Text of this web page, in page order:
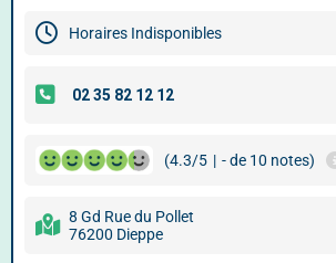
Horaires Indisponibles
(4.3/5 | - de 10 notes)
8 Gd Rue du Pollet
76200 Dieppe